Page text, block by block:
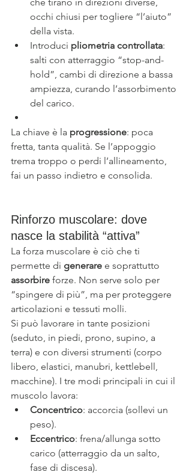
occhi chiusi per togliere “l’aiuto”
della vista.
Introduci pliometria controllata:
salti con atterraggio “stop-and-
hold”, cambi di direzione a bassa
ampiezza, curando l’assorbimento
del carico.
La chiave è la progressione: poca
fretta, tanta qualità. Se l’appoggio
trema troppo o perdi l’allineamento,
fai un passo indietro e consolida.
Rinforzo muscolare: dove
nasce la stabilità “attiva”
La forza muscolare è ciò che ti
permette di generare e soprattutto
assorbire forze. Non serve solo per
“spingere di più”, ma per proteggere
articolazioni e tessuti molli.
Si può lavorare in tante posizioni
(seduto, in piedi, prono, supino, a
terra) e con diversi strumenti (corpo
libero, elastici, manubri, kettlebell,
macchine). I tre modi principali in cui il
muscolo lavora:
Concentrico: accorcia (sollevi un
peso).
Eccentrico: frena/allunga sotto
carico (atterraggio da un salto,
fase di discesa).